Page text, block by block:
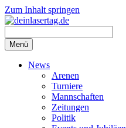
Zum Inhalt springen
Menü
News
Arenen
Turniere
Mannschaften
Zeitungen
Politik